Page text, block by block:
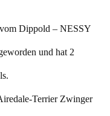
Dippold – NESSY
und hat 2
Terrier Zwinger